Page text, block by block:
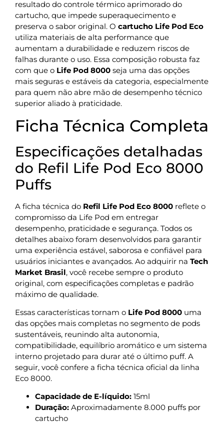
resultado do controle térmico aprimorado do
cartucho, que impede superaquecimento e
preserva o sabor original. O cartucho Life Pod Eco
utiliza materiais de alta performance que
aumentam a durabilidade e reduzem riscos de
falhas durante o uso. Essa composição robusta faz
com que o Life Pod 8000 seja uma das opções
mais seguras e estáveis da categoria, especialmente
para quem não abre mão de desempenho técnico
superior aliado à praticidade.
Ficha Técnica Completa
Especificações detalhadas
do Refil Life Pod Eco 8000
Puffs
A ficha técnica do Refil Life Pod Eco 8000 reflete o
compromisso da Life Pod em entregar
desempenho, praticidade e segurança. Todos os
detalhes abaixo foram desenvolvidos para garantir
uma experiência estável, saborosa e confiável para
usuários iniciantes e avançados. Ao adquirir na Tech
Market Brasil, você recebe sempre o produto
original, com especificações completas e padrão
máximo de qualidade.
Essas características tornam o Life Pod 8000 uma
das opções mais completas no segmento de pods
sustentáveis, reunindo alta autonomia,
compatibilidade, equilíbrio aromático e um sistema
interno projetado para durar até o último puff. A
seguir, você confere a ficha técnica oficial da linha
Eco 8000.
Capacidade de E-líquido: 15ml
Duração: Aproximadamente 8.000 puffs por
cartucho